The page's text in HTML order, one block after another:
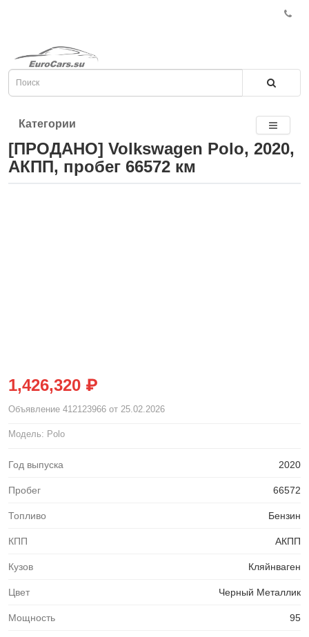
Категории
[ПРОДАНО] Volkswagen Polo, 2020,
АКПП, пробег 66572 км
1,426,320 ₽
Объявление 412123966 от 25.02.2026
Модель: Polo
Год выпуска 2020
Пробег 66572
Топливо Бензин
КПП АКПП
Кузов Кляйнваген
Цвет Черный Металлик
Мощность 95